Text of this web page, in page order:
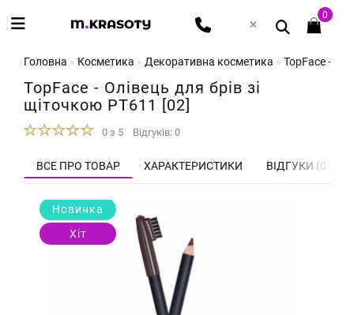
0
Головна Косметика Декоративна косметика TopFace -
TopFace - Олівець для брів зі
щіточкою PT611 [02]
0 з 5 Відгуків: 0
ВСЕ ПРО ТОВАР ХАРАКТЕРИСТИКИ ВІДГУКИ (0)
Новинка
Хіт